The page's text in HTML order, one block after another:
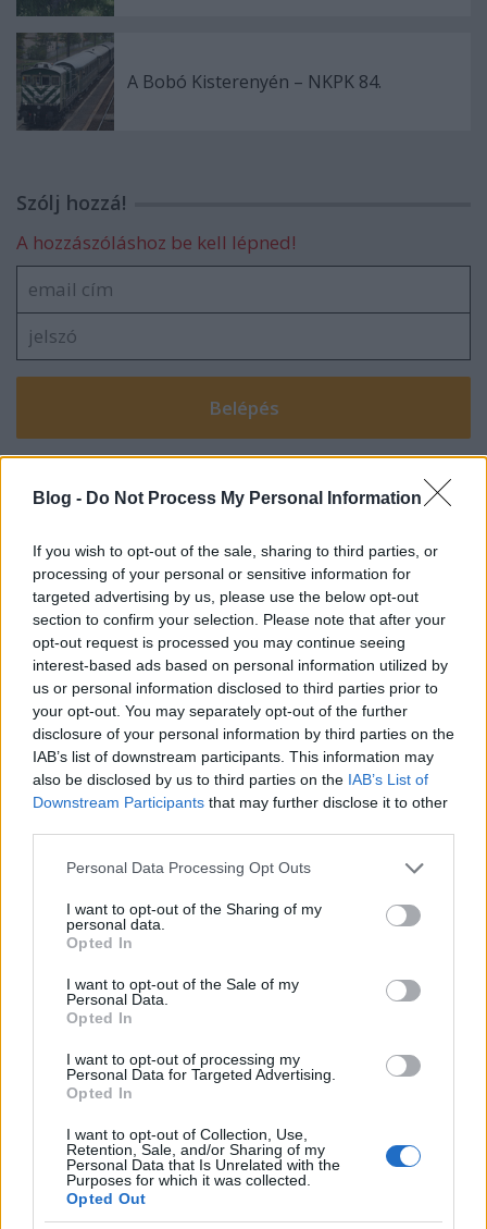
Blog - Do Not Process My Personal Information
If you wish to opt-out of the sale, sharing to third parties, or
processing of your personal or sensitive information for
targeted advertising by us, please use the below opt-out
section to confirm your selection. Please note that after your
opt-out request is processed you may continue seeing
interest-based ads based on personal information utilized by
us or personal information disclosed to third parties prior to
your opt-out. You may separately opt-out of the further
disclosure of your personal information by third parties on the
IAB’s list of downstream participants. This information may
also be disclosed by us to third parties on the IAB’s List of
Downstream Participants that may further disclose it to other
Please note that this website/app uses one or more Google
not limited to your visit or usage behaviour. You may click to
grant or deny consent to Google and its third-party tags to
use your data for below specified purposes in below Google
consent section.
Personal Data Processing Opt Outs
I want to opt-out of the Sharing of my
personal data.
Opted In
I want to opt-out of the Sale of my
Personal Data.
Opted In
I want to opt-out of processing my
Personal Data for Targeted Advertising.
Opted In
I want to opt-out of Collection, Use,
Retention, Sale, and/or Sharing of my
Personal Data that Is Unrelated with the
Purposes for which it was collected.
Opted Out
A Bobó Kisterenyén – NKPK 84.
Szólj hozzá!
A hozzászóláshoz be kell lépned!
VAGY
vasutas
18 éve
Lynx!
Ha tényleg utaztál volna az FS-en, nem így beszélnél.
Róma-Nápoly között a 300-as pályát, amin az
Eurosztár közlekedik. A hatalmas távolságok miatt
sok nagy sebességű vonal van. /nem 160-as, mert az
csak emelt sebesség/
Nálunk még ez is csak álom, ami itt-ott kezd
megvalósulni csiga tempóban.
Egyébként az egyszerű személyvonatok is tiszták,
sokkal tisztábbak,mint nálunk. És nincsenek
összefirkálva, ellentétben a metroszerelvényekkel.
Azok elég ramatyok.